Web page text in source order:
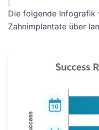
Die folgende Infografik
Zahnimplantate über